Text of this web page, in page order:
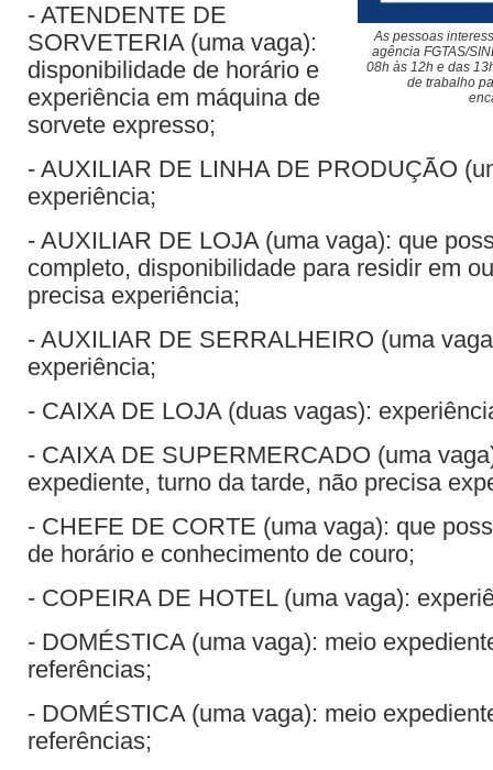
As pessoas
agência FGTAS/
08h às 12h e das
de trabalho
- ATENDENTE DE
SORVETERIA (uma vaga):
disponibilidade de horário e
experiência em máquina de
sorvete expresso;
- AUXILIAR DE LINHA DE PRODUÇÃO
experiência;
- AUXILIAR DE LOJA (uma vaga): que
completo, disponibilidade para residir em
precisa experiência;
- AUXILIAR DE SERRALHEIRO (uma
experiência;
- CAIXA DE LOJA (duas vagas):
- CAIXA DE SUPERMERCADO (uma
expediente, turno da tarde, não precisa
- CHEFE DE CORTE (uma vaga): que
de horário e conhecimento de couro;
- COPEIRA DE HOTEL (uma vaga):
- DOMÉSTICA (uma vaga): meio
referências;
- DOMÉSTICA (uma vaga): meio
referências;